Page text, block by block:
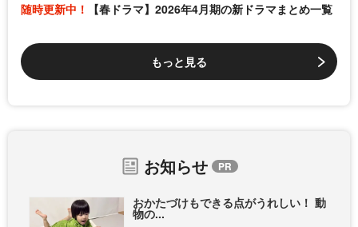
随時更新中！ 【春ドラマ】2026年4月期の新ドラマまとめ一覧
もっと見る
お知らせ
おかたづけもできる点がうれしい！ 動
物の...